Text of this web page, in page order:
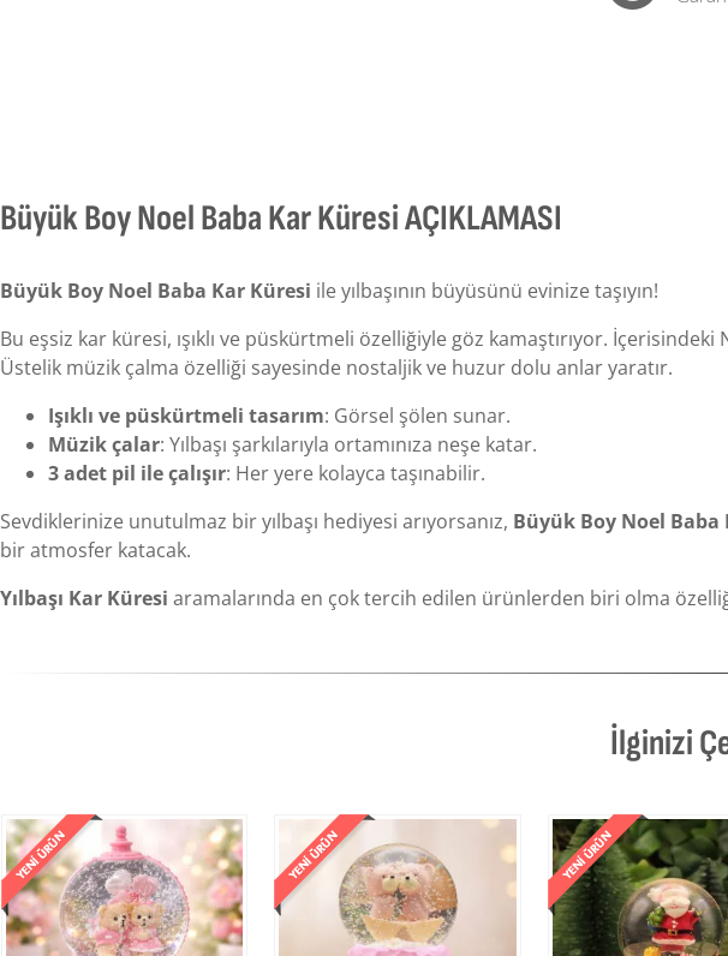
Büyük Boy Noel Baba Kar Küresi AÇIKLAMASI
Büyük Boy Noel Baba Kar Küresi ile yılbaşının büyüsünü evinize taşıyın!
Bu eşsiz kar küresi, ışıklı ve püskürtmeli özelliğiyle göz kamaştırıyor.
Üstelik müzik çalma özelliği sayesinde nostaljik ve huzur dolu anlar yaratır.
Işıklı ve püskürtmeli tasarım: Görsel şölen sunar.
Müzik çalar: Yılbaşı şarkılarıyla ortamınıza neşe katar.
3 adet pil ile çalışır: Her yere kolayca taşınabilir.
Sevdiklerinize unutulmaz bir yılbaşı hediyesi arıyorsanız, Büyük Boy Noel Baba
bir atmosfer katacak.
Yılbaşı Kar Küresi aramalarında en çok tercih edilen ürünlerden biri olma
İlginizi